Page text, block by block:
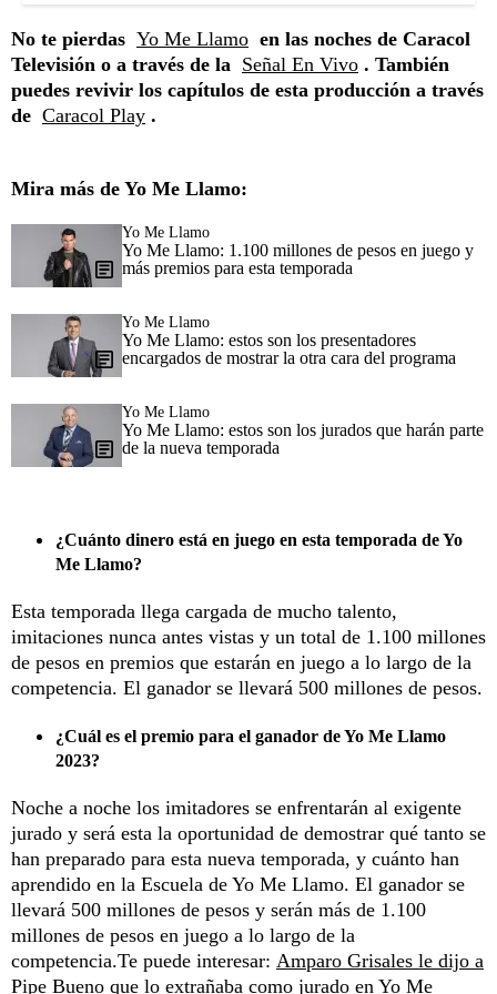
No te pierdas Yo Me Llamo en las noches de Caracol
Televisión o a través de la Señal En Vivo . También
puedes revivir los capítulos de esta producción a través
de Caracol Play .
Mira más de Yo Me Llamo:
Yo Me Llamo
Yo Me Llamo: 1.100 millones de pesos en juego y
más premios para esta temporada
Yo Me Llamo
Yo Me Llamo: estos son los presentadores
encargados de mostrar la otra cara del programa
Yo Me Llamo
Yo Me Llamo: estos son los jurados que harán parte
de la nueva temporada
¿Cuánto dinero está en juego en esta temporada de Yo
Me Llamo?
Esta temporada llega cargada de mucho talento,
imitaciones nunca antes vistas y un total de 1.100 millones
de pesos en premios que estarán en juego a lo largo de la
competencia. El ganador se llevará 500 millones de pesos.
¿Cuál es el premio para el ganador de Yo Me Llamo
2023?
Noche a noche los imitadores se enfrentarán al exigente
jurado y será esta la oportunidad de demostrar qué tanto se
han preparado para esta nueva temporada, y cuánto han
aprendido en la Escuela de Yo Me Llamo. El ganador se
llevará 500 millones de pesos y serán más de 1.100
millones de pesos en juego a lo largo de la
competencia.Te puede interesar: Amparo Grisales le dijo a
Pipe Bueno que lo extrañaba como jurado en Yo Me